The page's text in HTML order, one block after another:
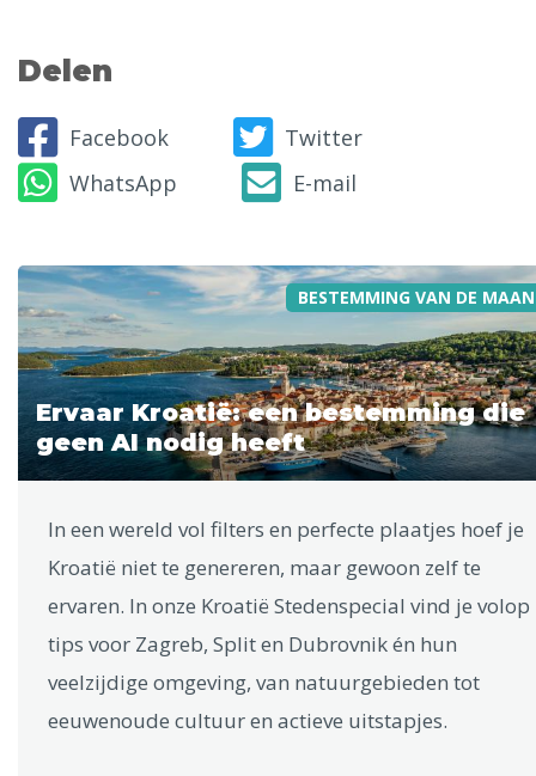
Delen
Facebook
Twitter
WhatsApp
E-mail
BESTEMMING VAN DE
Ervaar Kroatië: een bestemming die
geen AI nodig heeft
In een wereld vol filters en perfecte plaatjes hoef je
Kroatië niet te genereren, maar gewoon zelf te
ervaren. In onze Kroatië Stedenspecial vind je volop
tips voor Zagreb, Split en Dubrovnik én hun
veelzijdige omgeving, van natuurgebieden tot
eeuwenoude cultuur en actieve uitstapjes.